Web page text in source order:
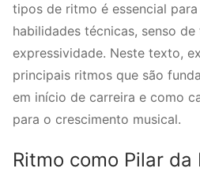
tipos de ritmo é essencial
habilidades técnicas, senso
expressividade. Neste texto,
principais ritmos que são
em início de carreira e como
para o crescimento musical.
Ritmo como Pilar